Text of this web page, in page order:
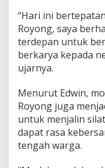
“Hari ini
Royong, saya
terdepan untuk
berkarya kepada
ujarnya.
Menurut Edwin,
Royong juga
untuk menjalin
dapat rasa
tengah warga.